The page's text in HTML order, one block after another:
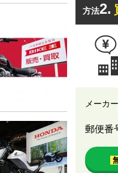
方法2.
メーカー
郵便番